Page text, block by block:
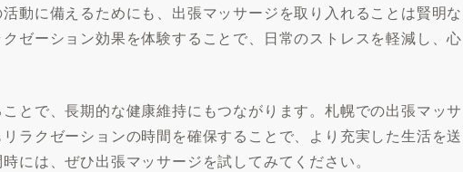
動に備えるためにも、出張マッサージを取り入れることは賢明な
ゼーション効果を体験することで、日常のストレスを軽減し、心
とで、長期的な健康維持にもつながります。札幌での出張マッサ
ラクゼーションの時間を確保することで、より充実した生活を送
には、ぜひ出張マッサージを試してみてください。